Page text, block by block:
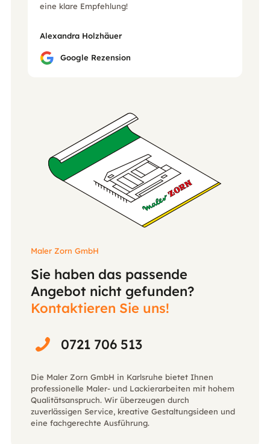
eine klare Empfehlung!
Alexandra Holzhäuer
Google Rezension
Maler Zorn GmbH
Sie haben das passende
Angebot nicht gefunden?
Kontaktieren Sie uns!
0721 706 513
Die Maler Zorn GmbH in Karlsruhe bietet Ihnen
professionelle Maler- und Lackierarbeiten mit hohem
Qualitätsanspruch. Wir überzeugen durch
zuverlässigen Service, kreative Gestaltungsideen und
eine fachgerechte Ausführung.